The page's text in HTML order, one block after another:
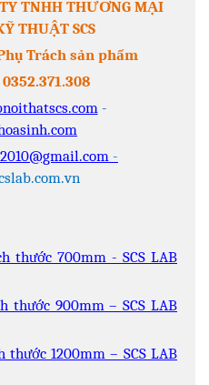
TY TNHH THƯƠNG MẠI
THUẬT SCS
Trách sản phẩm
0352.371.308
-
-
thước 700mm - SCS LAB
thước 900mm – SCS LAB
1200mm – SCS LAB